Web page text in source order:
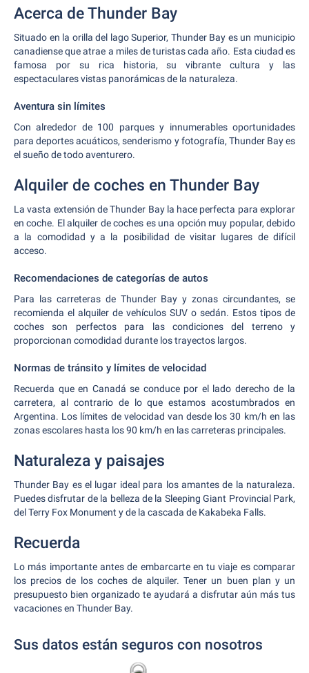
Acerca de Thunder Bay
Situado en la orilla del lago Superior, Thunder Bay es un municipio
canadiense que atrae a miles de turistas cada año. Esta ciudad es
famosa por su rica historia, su vibrante cultura y las
espectaculares vistas panorámicas de la naturaleza.
Aventura sin límites
Con alrededor de 100 parques y innumerables oportunidades
para deportes acuáticos, senderismo y fotografía, Thunder Bay es
el sueño de todo aventurero.
Alquiler de coches en Thunder Bay
La vasta extensión de Thunder Bay la hace perfecta para explorar
en coche. El alquiler de coches es una opción muy popular, debido
a la comodidad y a la posibilidad de visitar lugares de difícil
acceso.
Recomendaciones de categorías de autos
Para las carreteras de Thunder Bay y zonas circundantes, se
recomienda el alquiler de vehículos SUV o sedán. Estos tipos de
coches son perfectos para las condiciones del terreno y
proporcionan comodidad durante los trayectos largos.
Normas de tránsito y límites de velocidad
Recuerda que en Canadá se conduce por el lado derecho de la
carretera, al contrario de lo que estamos acostumbrados en
Argentina. Los límites de velocidad van desde los 30 km/h en las
zonas escolares hasta los 90 km/h en las carreteras principales.
Naturaleza y paisajes
Thunder Bay es el lugar ideal para los amantes de la naturaleza.
Puedes disfrutar de la belleza de la Sleeping Giant Provincial Park,
del Terry Fox Monument y de la cascada de Kakabeka Falls.
Recuerda
Lo más importante antes de embarcarte en tu viaje es comparar
los precios de los coches de alquiler. Tener un buen plan y un
presupuesto bien organizado te ayudará a disfrutar aún más tus
vacaciones en Thunder Bay.
Sus datos están seguros con nosotros